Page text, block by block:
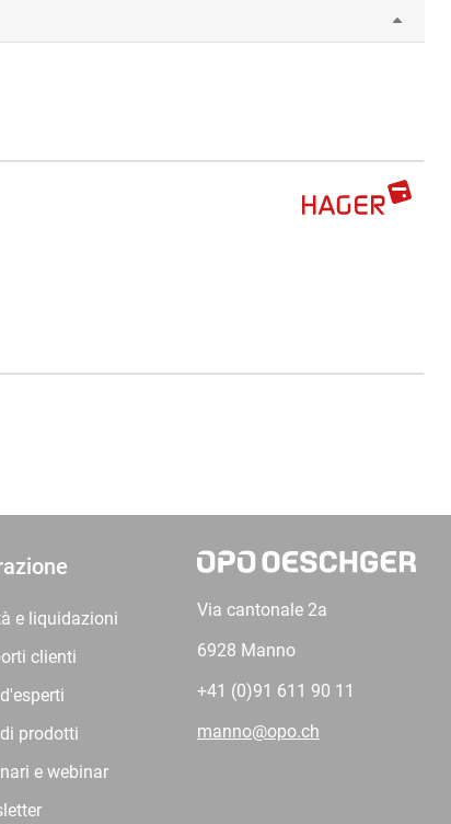
e liquidazioni
clienti
prodotti
e webinar
Via cantonale 2a
6928 Manno
+41 (0)91 611 90 11
manno@opo.ch